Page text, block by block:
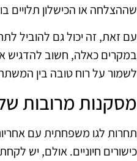
שההצלחה או הכישלון תלויים
עם זאת, זה יכול גם להוביל
במקרים כאלה, חשוב להדגיש
לשמור על רוח טובה בין
מסקנות מרובות
תחרות לגו משפחתית עם
כישורים חיוניים. אולם, יש